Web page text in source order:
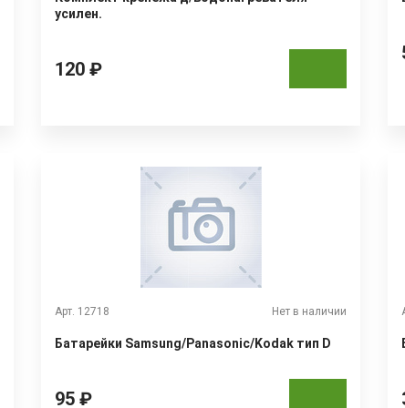
усилен.
120 ₽
Арт. 12718 Нет в наличии
Батарейки Samsung/Panasonic/Kodak тип D
95 ₽